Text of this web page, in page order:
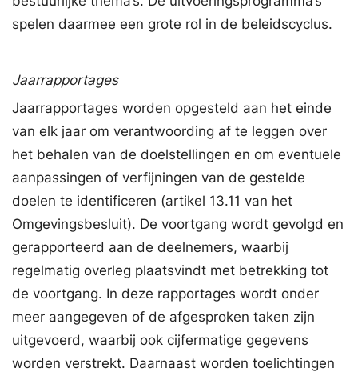
spelen daarmee een grote rol in de beleidscyclus.
Jaarrapportages
Jaarrapportages worden opgesteld aan het einde
van elk jaar om verantwoording af te leggen over
het behalen van de doelstellingen en om eventuele
aanpassingen of verfijningen van de gestelde
doelen te identificeren (artikel 13.11 van het
Omgevingsbesluit). De voortgang wordt gevolgd en
gerapporteerd aan de deelnemers, waarbij
regelmatig overleg plaatsvindt met betrekking tot
de voortgang. In deze rapportages wordt onder
meer aangegeven of de afgesproken taken zijn
uitgevoerd, waarbij ook cijfermatige gegevens
worden verstrekt. Daarnaast worden toelichtingen